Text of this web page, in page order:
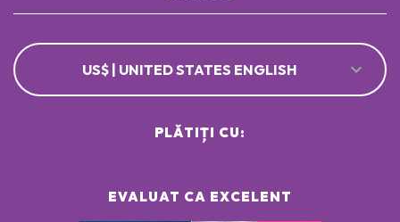
US$ | UNITED STATES ENGLISH
EVALUAT CA EXCELENT
PLĂTIȚI CU: